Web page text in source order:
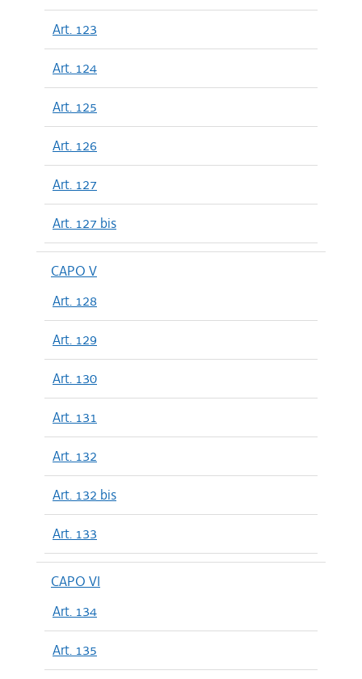
Art. 123
Art. 124
Art. 125
Art. 126
Art. 127
Art. 127 bis
CAPO V
Art. 128
Art. 129
Art. 130
Art. 131
Art. 132
Art. 132 bis
Art. 133
CAPO VI
Art. 134
Art. 135